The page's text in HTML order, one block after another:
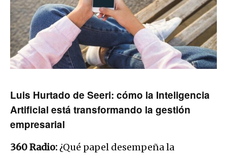
Luis Hurtado de Seeri: cómo la Inteligencia
Artificial está transformando la gestión
empresarial
360 Radio: ¿Qué papel desempeña la